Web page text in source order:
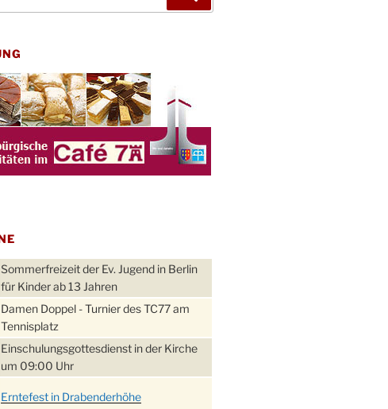
Sommerfreizeit der Ev. Jugend in Berlin
für Kinder ab 13 Jahren
Damen Doppel - Turnier des TC77 am
Tennisplatz
Einschulungsgottesdienst in der Kirche
um 09:00 Uhr
Erntefest in Drabenderhöhe